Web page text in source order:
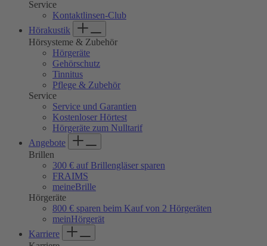
Service
Kontaktlinsen-Club
Hörakustik
Hörsysteme & Zubehör
Hörgeräte
Gehörschutz
Tinnitus
Pflege & Zubehör
Service
Service und Garantien
Kostenloser Hörtest
Hörgeräte zum Nulltarif
Angebote
Brillen
300 € auf Brillengläser sparen
FRAIMS
meineBrille
Hörgeräte
800 € sparen beim Kauf von 2 Hörgeräten
meinHörgerät
Karriere